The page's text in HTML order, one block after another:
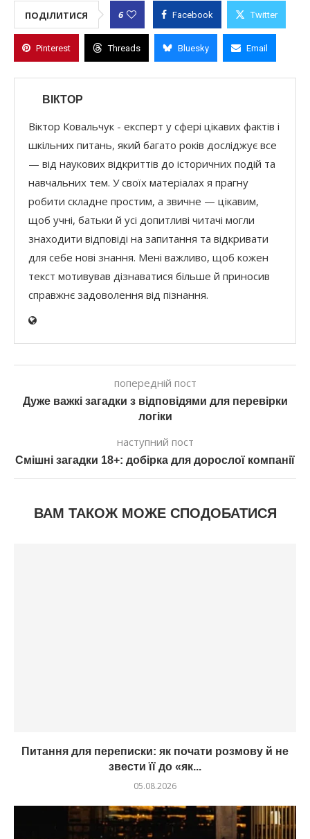
ПОДІЛИТИСЯ 6 Facebook Twitter
Pinterest Threads Bluesky Email
ВІКТОР
Віктор Ковальчук - експерт у сфері цікавих фактів і
шкільних питань, який багато років досліджує все
— від наукових відкриттів до історичних подій та
навчальних тем. У своїх матеріалах я прагну
робити складне простим, а звичне — цікавим,
щоб учні, батьки й усі допитливі читачі могли
знаходити відповіді на запитання та відкривати
для себе нові знання. Мені важливо, щоб кожен
текст мотивував дізнаватися більше й приносив
справжнє задоволення від пізнання.
попередній пост
Дуже важкі загадки з відповідями для перевірки
логіки
наступний пост
Смішні загадки 18+: добірка для дорослої компанії
ВАМ ТАКОЖ МОЖЕ СПОДОБАТИСЯ
Питання для переписки: як почати розмову й не
звести її до «як...
05.08.2026